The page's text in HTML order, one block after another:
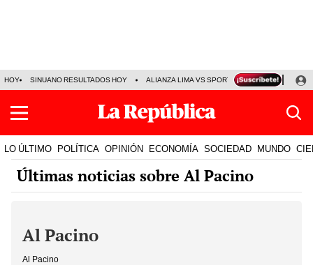
HOY SINUANO RESULTADOS HOY ALIANZA LIMA VS SPORT BOYS JORGE
LO ÚLTIMO POLÍTICA OPINIÓN ECONOMÍA SOCIEDAD MUNDO
Últimas noticias sobre Al Pacino
Al Pacino
Al Pacino